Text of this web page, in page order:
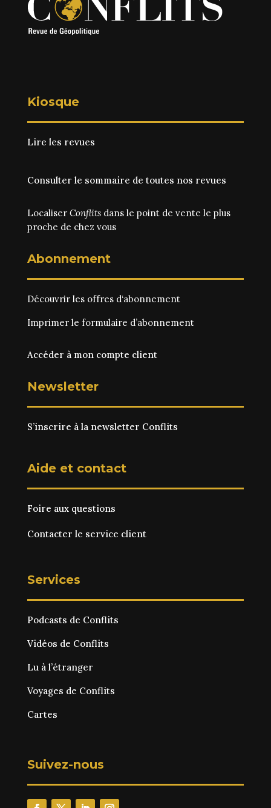
Kiosque
Lire les revues
Consulter le sommaire de toutes nos revues
Localiser Conflitsdans le point de vente le plus
proche de chez vous
Abonnement
Découvrir les offres d‘abonnement
Imprimer le formulaire d’abonnement
Accéder à mon compte client
Newsletter
S’inscrire à la newsletter Conflits
Aide et contact
Foire aux questions
Contacter le service client
Services
Podcasts de Conflits
Vidéos de Conflits
Lu à l’étranger
Voyages de Conflits
Cartes
Suivez-nous